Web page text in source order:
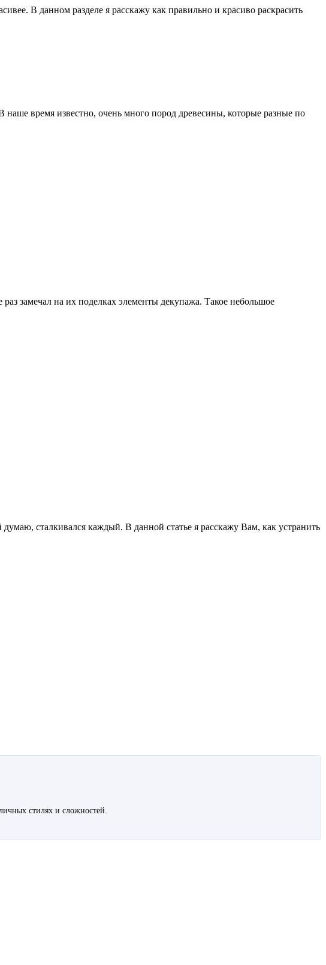
В данном разделе я расскажу как правильно и красиво раскрасить
наше время известно, очень много пород древесины, которые разные по
замечал на их поделках элементы декупажа. Такое небольшое
сталкивался каждый. В данной статье я расскажу Вам, как устранить
стилях и сложностей.